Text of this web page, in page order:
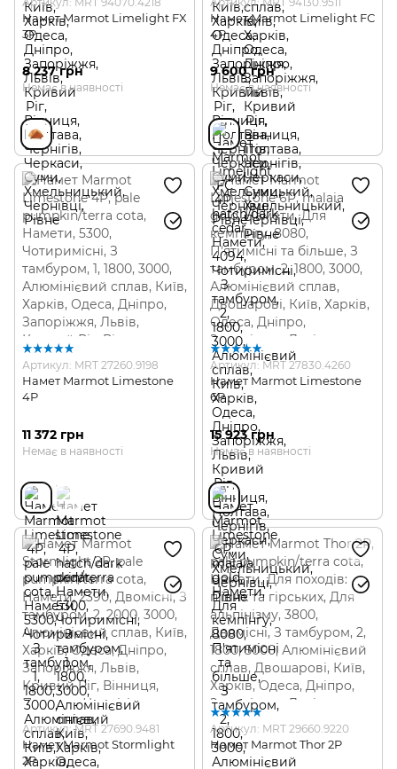
Намет Marmot Limelight FX
3P
8 237 грн
Немає в наявності
Намет Marmot Limelight FС
4P
9 600 грн
Немає в наявності
Артикул: MRT 27260.9198
Намет Marmot Limestone
4P
11 372 грн
Немає в наявності
Артикул: MRT 27830.4260
Намет Marmot Limestone
6P
15 923 грн
Немає в наявності
Артикул: MRT 27690.9481
Намет Marmot Stormlight
2P
Артикул: MRT 29660.9220
Намет Marmot Thor 2P